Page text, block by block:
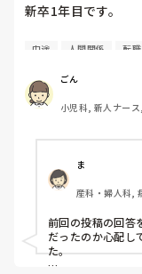
新卒1年目です。
4月に入職し適応障
現在転職活動をし
で小児科を専門と
退職する時からわ
験が２ヶ月と短い
も雇ってもらえな
小児をやりたい気
痢が止まらない、
多い、明日起きた
中途 人間関係 転職
ごん
小児科, 新人ナー
ま
産科・婦人科,
前回の投稿の回答
だったのか心配し
た。